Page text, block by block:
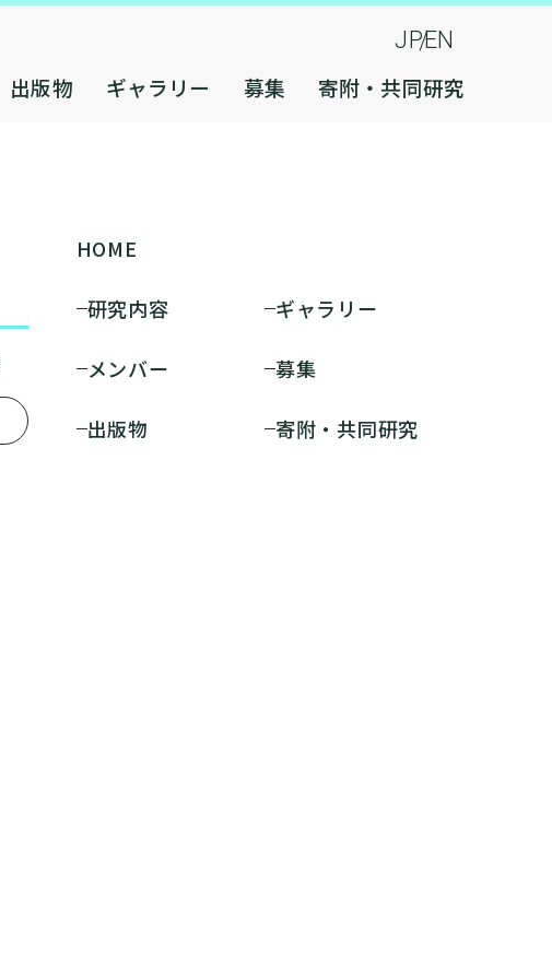
JPEN
出版物 ギャラリー 募集 寄附・共同研究
HOME
研究内容
メンバー
出版物
ギャラリー
募集
寄附・共同研究